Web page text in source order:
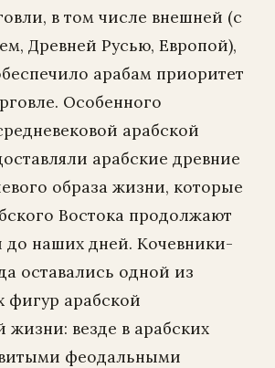
в том числе внешней (с
Древней Русью, Европой),
арабам приоритет
Особенного
арабской
арабские древние
образа жизни, которые
Востока продолжают
до наших дней. Кочевники-
оставались одной из
фигур арабской
жизни: везде в арабских
феодальными